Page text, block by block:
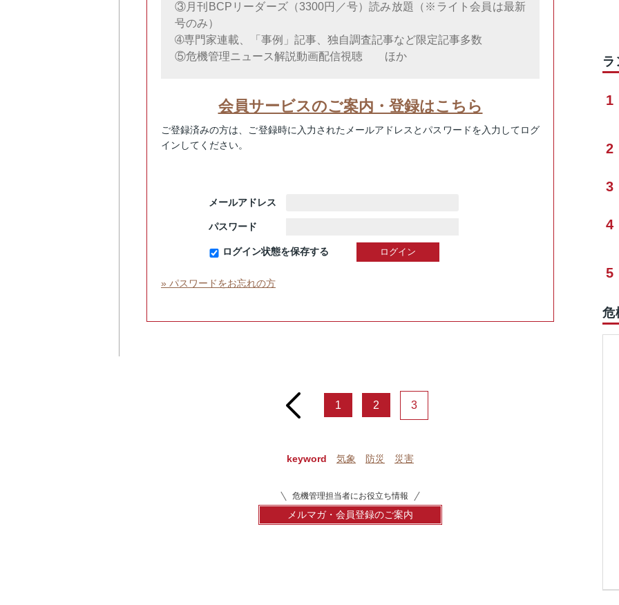
③月刊BCPリーダーズ（3300円／号）読み放題（※ライト会員は最新
号のみ）
➃専門家連載、「事例」記事、独自調査記事など限定記事多数
⑤危機管理ニュース解説動画配信視聴 ほか
会員サービスのご案内・登録はこちら
ご登録済みの方は、ご登録時に入力されたメールアドレスとパスワードを入力してログ
インしてください。
メールアドレス
パスワード
ログイン状態を保存する
» パスワードをお忘れの方
prev 1 2 3
keyword 気象 防災 災害
危機管理担当者にお役立ち情報
メルマガ・会員登録のご案内
1
2
3
4
5
危